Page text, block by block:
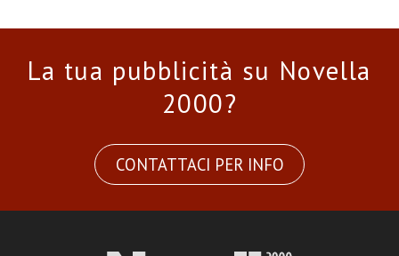
La tua pubblicità su Novella
2000?
CONTATTACI PER INFO